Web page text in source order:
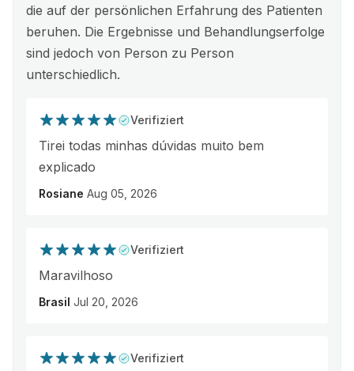
die auf der persönlichen Erfahrung des Patienten
beruhen. Die Ergebnisse und Behandlungserfolge
sind jedoch von Person zu Person
unterschiedlich.
Verifiziert
Tirei todas minhas dúvidas muito bem
explicado
Rosiane Aug 05, 2026
Verifiziert
Maravilhoso
Brasil Jul 20, 2026
Verifiziert